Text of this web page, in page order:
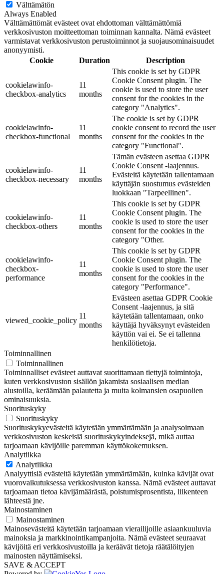
Välttämätön
Always Enabled
Välttämättömät evästeet ovat ehdottoman välttämättömiä
verkkosivuston moitteettoman toiminnan kannalta. Nämä evästeet
varmistavat verkkosivuston perustoiminnot ja suojausominaisuudet
anonyymisti.
Cookie
Duration Description
cookielawinfo-
checkbox-analytics
11
months
This cookie is set by GDPR
Cookie Consent plugin. The
cookie is used to store the user
consent for the cookies in the
category "Analytics".
cookielawinfo-
checkbox-functional
11
months
The cookie is set by GDPR
cookie consent to record the user
consent for the cookies in the
category "Functional".
cookielawinfo-
checkbox-necessary
11
months
Tämän evästeen asettaa GDPR
Cookie Consent -laajennus.
Evästeitä käytetään tallentamaan
käyttäjän suostumus evästeiden
luokkaan "Tarpeellinen".
cookielawinfo-
checkbox-others
11
months
This cookie is set by GDPR
Cookie Consent plugin. The
cookie is used to store the user
consent for the cookies in the
category "Other.
cookielawinfo-
checkbox-
performance
11
months
This cookie is set by GDPR
Cookie Consent plugin. The
cookie is used to store the user
consent for the cookies in the
category "Performance".
viewed_cookie_policy
11
months
Evästeen asettaa GDPR Cookie
Consent -laajennus, ja sitä
käytetään tallentamaan, onko
käyttäjä hyväksynyt evästeiden
käyttön vai ei. Se ei tallenna
henkilötietoja.
Toiminnallinen
Toiminnallinen
Toiminnalliset evästeet auttavat suorittamaan tiettyjä toimintoja,
kuten verkkosivuston sisällön jakamista sosiaalisen median
alustoilla, keräämään palautetta ja muita kolmansien osapuolien
ominaisuuksia.
Suorituskyky
Suorituskyky
Suorituskykyevästeitä käytetään ymmärtämään ja analysoimaan
verkkosivuston keskeisiä suorituskykyindeksejä, mikä auttaa
tarjoamaan kävijöille paremman käyttökokemuksen.
Analytiikka
Analytiikka
Analyyttisiä evästeitä käytetään ymmärtämään, kuinka kävijät ovat
vuorovaikutuksessa verkkosivuston kanssa. Nämä evästeet auttavat
tarjoamaan tietoa kävijämäärästä, poistumisprosentista, liikenteen
lähteestä jne.
Mainostaminen
Mainostaminen
Mainosevästeitä käytetään tarjoamaan vierailijoille asiaankuuluvia
mainoksia ja markkinointikampanjoita. Nämä evästeet seuraavat
kävijöitä eri verkkosivustoilla ja keräävät tietoja räätälöityjen
mainosten näyttämiseksi.
SAVE & ACCEPT